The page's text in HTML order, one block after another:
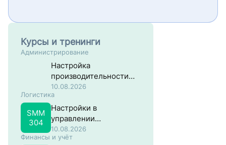
Курсы и тренинги
Администрирование
Настройка
производительности
систем на основе SAP
NW ABAP
10.08.2026
Логистика
SMM
304
Настройки в
управлении
материальными
потоками в SAP
10.08.2026
Финансы и учёт